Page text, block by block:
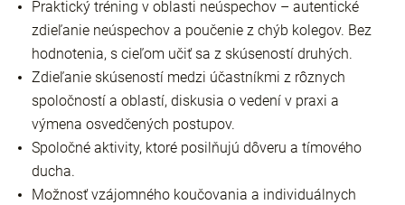
Praktický tréning v oblasti neúspechov – autentické
zdieľanie neúspechov a poučenie z chýb kolegov. Bez
hodnotenia, s cieľom učiť sa z skúseností druhých.
Zdieľanie skúseností medzi účastníkmi z rôznych
spoločností a oblastí, diskusia o vedení v praxi a
výmena osvedčených postupov.
Spoločné aktivity, ktoré posilňujú dôveru a tímového
ducha.
Možnosť vzájomného koučovania a individuálnych